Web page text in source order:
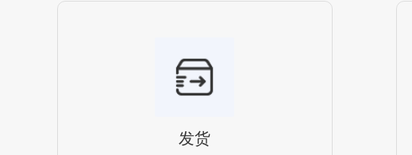
发货